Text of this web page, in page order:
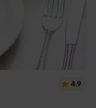
4.9